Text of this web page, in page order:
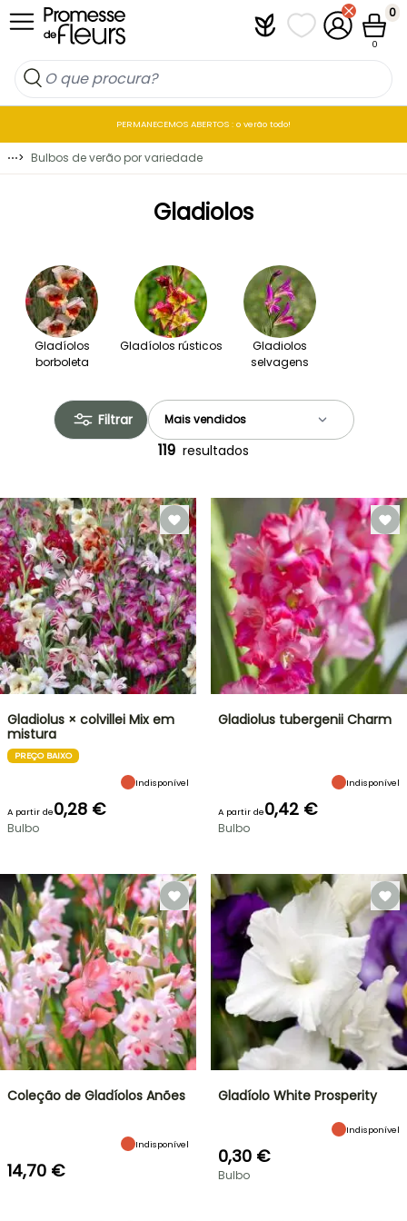
Ir para o Conteúdo PlantfitAs minhas listas
A minha
0
0
PERMANECEMOS ABERTOS : o verão todo!
⋯> Bulbos de verão por variedade
Gladiolos
Gladíolos
borboleta
Gladíolos rústicos
Gladiolos
selvagens
Filtrar
119 resultados
Gladiolus × colvillei Mix em
mistura
PREÇO BAIXO
Indisponível
A partir de0,28 €
Bulbo
Gladiolus tubergenii Charm
Indisponível
A partir de0,42 €
Bulbo
Coleção de Gladíolos Anões
Indisponível
14,70 €
Gladíolo White Prosperity
Indisponível
0,30 €
Bulbo